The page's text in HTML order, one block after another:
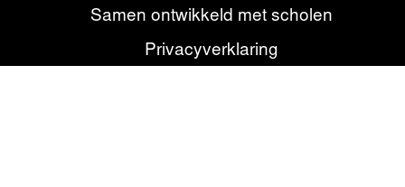
Samen ontwikkeld met scholen
Privacyverklaring